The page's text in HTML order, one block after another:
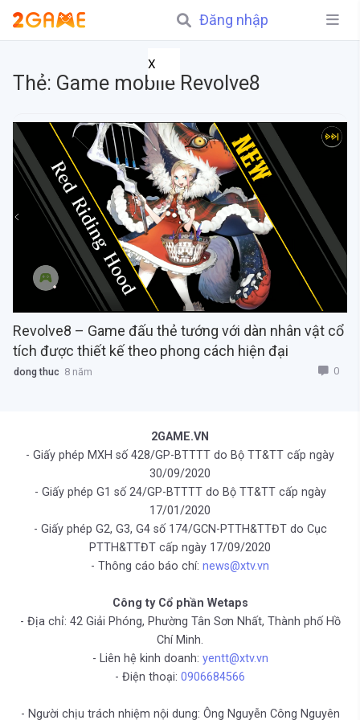
Đăng nhập
X
Thẻ: Game mobile Revolve8
Revolve8 – Game đấu thẻ tướng với dàn nhân vật cổ
tích được thiết kế theo phong cách hiện đại
dong thuc 8 năm 0
2GAME.VN
- Giấy phép MXH số 428/GP-BTTTT do Bộ TT&TT cấp ngày
30/09/2020
- Giấy phép G1 số 24/GP-BTTTT do Bộ TT&TT cấp ngày
17/01/2020
- Giấy phép G2, G3, G4 số 174/GCN-PTTH&TTĐT do Cục
PTTH&TTĐT cấp ngày 17/09/2020
- Thông cáo báo chí: news@xtv.vn
Công ty Cổ phần Wetaps
- Địa chỉ: 42 Giải Phóng, Phường Tân Sơn Nhất, Thành phố Hồ
Chí Minh.
- Liên hệ kinh doanh: yentt@xtv.vn
- Điện thoại: 0906684566
- Người chịu trách nhiệm nội dung: Ông Nguyễn Công Nguyên